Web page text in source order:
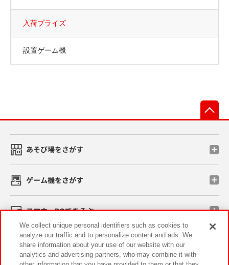
入荷プライズ
設置ゲーム機
あそび場をさがす
ゲーム機をさがす
スマホ・PCであそぶ
イベント・キャンペーン
We collect unique personal identifiers such as cookies to
analyze our traffic and to personalize content and ads. We
share information about your use of our website with our
analytics and advertising partners, who may combine it with